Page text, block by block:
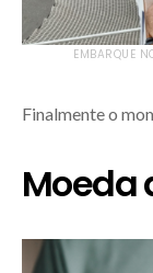
EMBARQUE
Finalmente o
Moeda